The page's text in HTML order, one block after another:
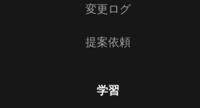
変更ログ
提案依頼
学習